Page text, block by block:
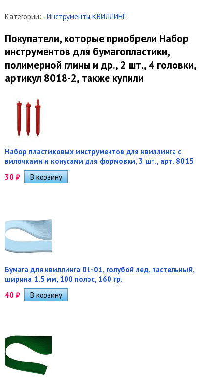
Категории: - Инструменты КВИЛЛИНГ
Покупатели, которые приобрели Набор
инструментов для бумагопластики,
полимерной глины и др., 2 шт., 4 головки,
артикул 8018-2, также купили
Набор пластиковых инструментов для квиллинга с
вилочками и конусами для формовки, 3 шт., арт. 8015
30 ₽
Бумага для квиллинга 01-01, голубой лед, пастельный,
ширина 1.5 мм, 100 полос, 160 гр.
40 ₽